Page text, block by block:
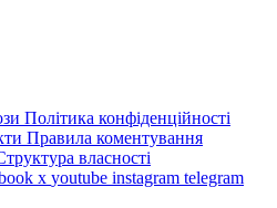
Політика конфіденційності
Правила коментування
власності
x youtube instagram telegram